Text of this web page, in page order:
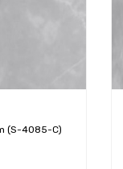
(S-4085-C)